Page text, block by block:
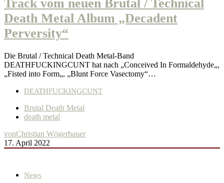
Track vom neuen Brutal / Technical
Death Metal Album „Decadent
Perversity“
Die Brutal / Technical Death Metal-Band
DEATHFUCKINGCUNT hat nach „Conceived In Formaldehyde„,
„Fisted into Form„, „Blunt Force Vasectomy“…
DEATHFUCKINGCUNT
Brutal Death Metal
death metal
vonChristian Wögerbauer
17. April 2022
News